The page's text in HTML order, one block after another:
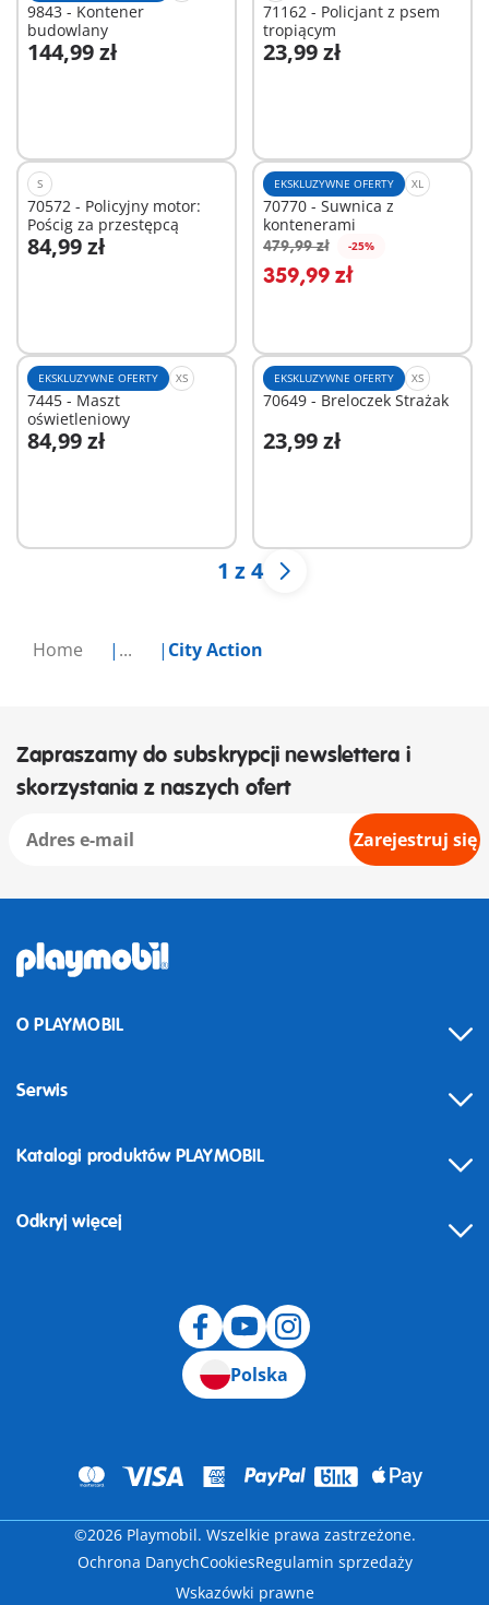
Home ... City Action
9843 - Kontener
budowlany
144,99 zł
Dodaj do koszyka
71162 - Policjant z psem
tropiącym
23,99 zł
Dodaj do koszyka
S
70572 - Policyjny motor:
Pościg za przestępcą
84,99 zł
Dodaj do koszyka
EKSKLUZYWNE OFERTY XL
70770 - Suwnica z
kontenerami
479,99 zł -25%
359,99 zł
Dodaj do koszyka
EKSKLUZYWNE OFERTY XS
7445 - Maszt
oświetleniowy
84,99 zł
Dodaj do koszyka
EKSKLUZYWNE OFERTY XS
70649 - Breloczek Strażak
23,99 zł
Dodaj do koszyka
1 z 4
Zapraszamy do subskrypcji newslettera i
skorzystania z naszych ofert
Zarejestruj się
O PLAYMOBIL
Serwis
Odstąpienie od umowy
Katalogi produktów PLAYMOBIL
Odkryj więcej
Polska
©2026 Playmobil. Wszelkie prawa zastrzeżone.
Ochrona DanychCookiesRegulamin sprzedaży
Wskazówki prawne